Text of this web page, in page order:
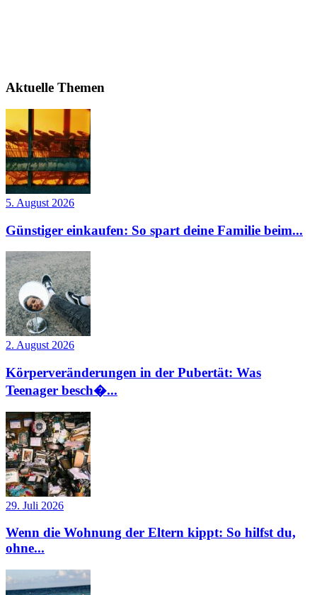
Aktuelle Themen
5. August 2026
Günstiger einkaufen: So spart deine Familie beim...
2. August 2026
Körperveränderungen in der Pubertät: Was
Teenager besch�...
29. Juli 2026
Wenn die Wohnung der Eltern kippt: So hilfst du,
ohne...